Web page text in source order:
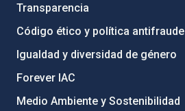
Transparencia
Código ético y política antifraude
Igualdad y diversidad de género
Forever IAC
Medio Ambiente y Sostenibilidad